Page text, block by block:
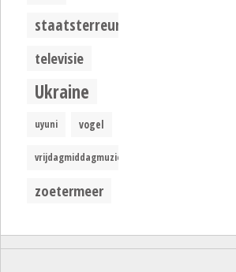
staatsterreur
televisie
Ukraine
uyuni vogel
vrijdagmiddagmuziek
zoetermeer